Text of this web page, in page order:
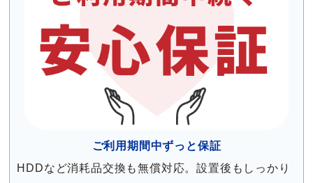
ご利用期間中ずっと保証
HDDなど消耗品交換も無償対応。設置後もしっかり